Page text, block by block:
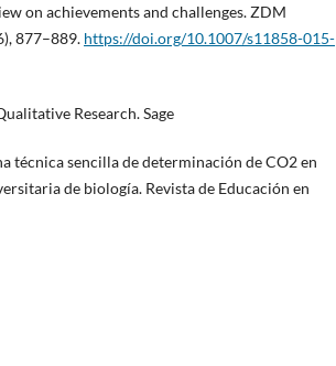
on achievements and challenges. ZDM
877–889. https://doi.org/10.1007/s11858-015-
Research. Sage
técnica sencilla de determinación de CO2 en
de biología. Revista de Educación en